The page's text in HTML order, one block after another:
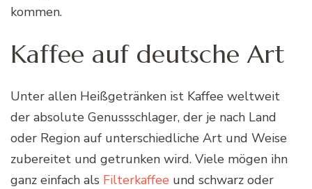
kommen.
Kaffee auf deutsche Art
Unter allen Heißgetränken ist Kaffee weltweit
der absolute Genussschlager, der je nach Land
oder Region auf unterschiedliche Art und Weise
zubereitet und getrunken wird. Viele mögen ihn
ganz einfach als Filterkaffee und schwarz oder